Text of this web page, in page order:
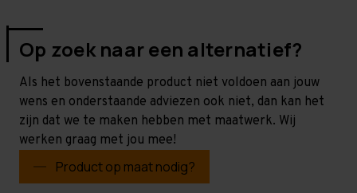
Op zoek naar een alternatief?
Als het bovenstaande product niet voldoen aan jouw
wens en onderstaande adviezen ook niet, dan kan het
zijn dat we te maken hebben met maatwerk. Wij
werken graag met jou mee!
Product op maat nodig?